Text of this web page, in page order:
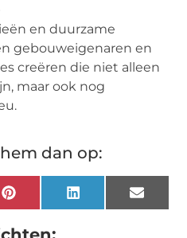
en duurzame
gebouweigenaren en
creëren die niet alleen
maar ook nog
dan op:
Pinterest LinkedIn Email